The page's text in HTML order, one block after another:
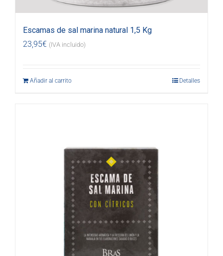
Escamas de sal marina natural 1,5 Kg
23,95€ (IVA incluido)
Añadir al carrito Detalles